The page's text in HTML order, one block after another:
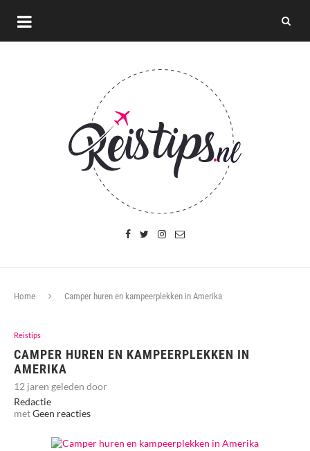
Home Camper huren en kampeerplekken in Amerika
Reistips
CAMPER HUREN EN KAMPEERPLEKKEN IN
AMERIKA
12 jaren geleden door
Redactie
metGeen reacties